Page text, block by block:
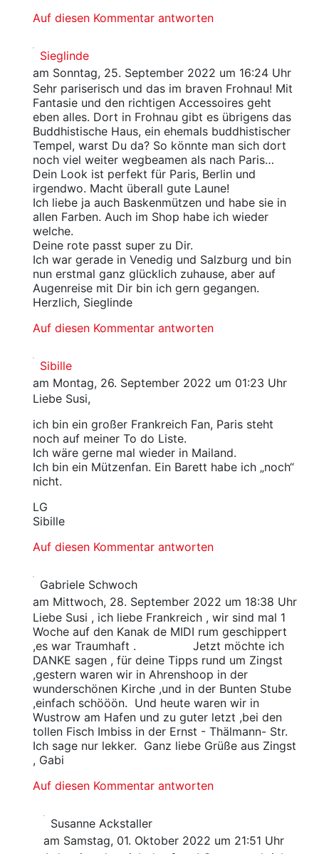
Auf diesen Kommentar antworten
Sieglinde
am Sonntag, 25. September 2022 um 16:24 Uhr
Sehr pariserisch und das im braven Frohnau! Mit
Fantasie und den richtigen Accessoires geht
eben alles. Dort in Frohnau gibt es übrigens das
Buddhistische Haus, ein ehemals buddhistischer
Tempel, warst Du da? So könnte man sich dort
noch viel weiter wegbeamen als nach Paris…
Dein Look ist perfekt für Paris, Berlin und
irgendwo. Macht überall gute Laune!
Ich liebe ja auch Baskenmützen und habe sie in
allen Farben. Auch im Shop habe ich wieder
welche.
Deine rote passt super zu Dir.
Ich war gerade in Venedig und Salzburg und bin
nun erstmal ganz glücklich zuhause, aber auf
Augenreise mit Dir bin ich gern gegangen.
Herzlich, Sieglinde
Auf diesen Kommentar antworten
Sibille
am Montag, 26. September 2022 um 01:23 Uhr
Liebe Susi,
ich bin ein großer Frankreich Fan, Paris steht
noch auf meiner To do Liste.
Ich wäre gerne mal wieder in Mailand.
Ich bin ein Mützenfan. Ein Barett habe ich „noch“
nicht.
LG
Sibille
Auf diesen Kommentar antworten
Gabriele Schwoch
am Mittwoch, 28. September 2022 um 18:38 Uhr
Liebe Susi , ich liebe Frankreich , wir sind mal 1
Woche auf den Kanak de MIDI rum geschippert
,es war Traumhaft . Jetzt möchte ich
DANKE sagen , für deine Tipps rund um Zingst
,gestern waren wir in Ahrenshoop in der
wunderschönen Kirche ,und in der Bunten Stube
,einfach schööön. Und heute waren wir in
Wustrow am Hafen und zu guter letzt ,bei den
tollen Fisch Imbiss in der Ernst - Thälmann- Str.
Ich sage nur lekker. Ganz liebe Grüße aus Zingst
, Gabi
Auf diesen Kommentar antworten
Susanne Ackstaller
am Samstag, 01. Oktober 2022 um 21:51 Uhr